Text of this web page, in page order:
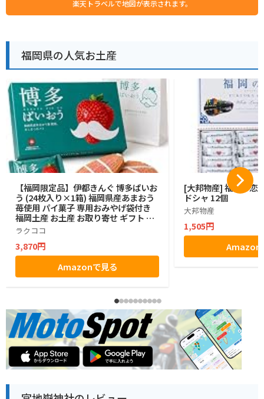
楽天トラベルで地図が表示されます。
福岡県の人気お土産
【福岡限定品】伊都きんぐ 博多ぱいお
う (24枚入り×1箱) 福岡県産あまおう
苺使用 パイ菓子 専用おみやげ袋付き
福岡土産 お土産 お取り寄せ ギフト 贈
答用 お菓子 帰省土産 プレゼント ご挨
拶 ラクココ厳選
ラクココ
3,870円
Amazonで見る
[大邦物産] 福岡の恋
ドシャ 12個
大邦物産
1,505円
Amazon